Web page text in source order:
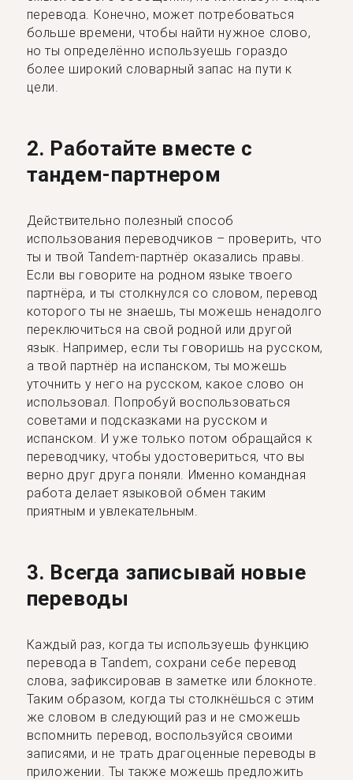
перевода. Конечно, может потребоваться
больше времени, чтобы найти нужное слово,
но ты определённо используешь гораздо
более широкий словарный запас на пути к
цели.
2. Работайте вместе с
тандем-партнером
Действительно полезный способ
использования переводчиков – проверить, что
ты и твой Tandem-партнёр оказались правы.
Если вы говорите на родном языке твоего
партнёра, и ты столкнулся со словом, перевод
которого ты не знаешь, ты можешь ненадолго
переключиться на свой родной или другой
язык. Например, если ты говоришь на русском,
а твой партнёр на испанском, ты можешь
уточнить у него на русском, какое слово он
использовал. Попробуй воспользоваться
советами и подсказками на русском и
испанском. И уже только потом обращайся к
переводчику, чтобы удостовериться, что вы
верно друг друга поняли. Именно командная
работа делает языковой обмен таким
приятным и увлекательным.
3. Всегда записывай новые
переводы
Каждый раз, когда ты используешь функцию
перевода в Tandem, сохрани себе перевод
слова, зафиксировав в заметке или блокноте.
Таким образом, когда ты столкнёшься с этим
же словом в следующий раз и не сможешь
вспомнить перевод, воспользуйся своими
записями, и не трать драгоценные переводы в
приложении. Ты также можешь предложить